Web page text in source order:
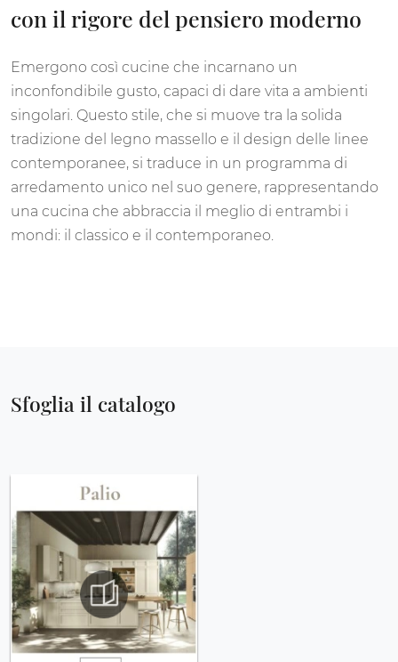
con il rigore del pensiero moderno
Emergono così cucine che incarnano un
inconfondibile gusto, capaci di dare vita a ambienti
singolari. Questo stile, che si muove tra la solida
tradizione del legno massello e il design delle linee
contemporanee, si traduce in un programma di
arredamento unico nel suo genere, rappresentando
una cucina che abbraccia il meglio di entrambi i
mondi: il classico e il contemporaneo.
Sfoglia il catalogo